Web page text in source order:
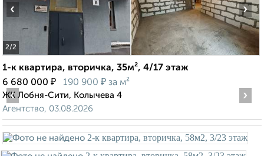
2/2
‹ ›
1-к квартира, вторичка, 35м², 4/17 этаж
6 680 000 ₽ 190 900 ₽ за м²
ЖК Лобня-Сити, Колычева 4
Агентство, 03.08.2026
‹ ›